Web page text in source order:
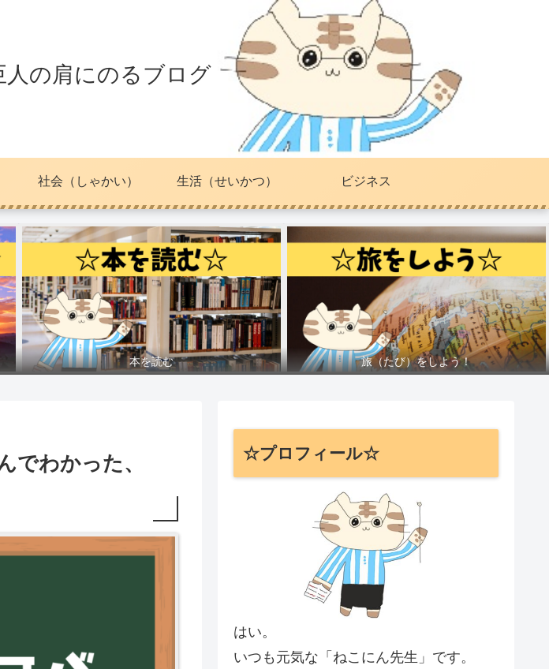
の肩にのるブログ
社会（しゃかい） 生活（せいかつ） ビジネス
本を読む 旅（たび）をしよう！
でわかった、
☆プロフィール☆
はい。
いつも元気な「ねこにん先生」です。